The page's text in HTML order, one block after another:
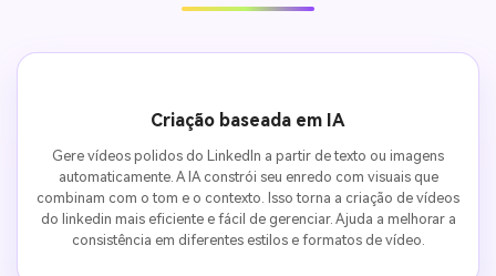
Criação baseada em IA
Gere vídeos polidos do LinkedIn a partir de texto ou imagens
automaticamente. A IA constrói seu enredo com visuais que
combinam com o tom e o contexto. Isso torna a criação de vídeos
do linkedin mais eficiente e fácil de gerenciar. Ajuda a melhorar a
consistência em diferentes estilos e formatos de vídeo.